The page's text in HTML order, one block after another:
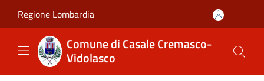
Regione Lombardia
Comune di Casale Cremasco-
Vidolasco